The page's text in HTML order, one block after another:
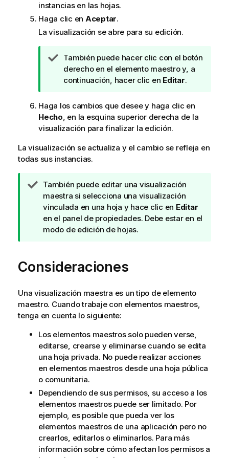
instancias en las hojas.
Haga clic en Aceptar.
La visualización se abre para su edición.
N
o
t
d
e
s
g
e
e
n
c
i
a
También puede hacer clic con el botón
derecho en el elemento maestro y, a
continuación, hacer clic en Editar.
Haga los cambios que desee y haga clic en
Hecho, en la esquina superior derecha de la
visualización para finalizar la edición.
La visualización se actualiza y el cambio se refleja en
todas sus instancias.
N
o
t
a
d
u
g
r
e
n
c
i
a
También puede editar una visualización
maestra si selecciona una visualización
vinculada en una hoja y hace clic en Editar
en el panel de propiedades. Debe estar en el
modo de edición de hojas.
Consideraciones
Una visualización maestra es un tipo de elemento
maestro. Cuando trabaje con elementos maestros,
tenga en cuenta lo siguiente:
Los elementos maestros solo pueden verse,
editarse, crearse y eliminarse cuando se edita
una hoja privada. No puede realizar acciones
en elementos maestros desde una hoja pública
o comunitaria.
Dependiendo de sus permisos, su acceso a los
elementos maestros puede ser limitado. Por
ejemplo, es posible que pueda ver los
elementos maestros de una aplicación pero no
crearlos, editarlos o eliminarlos. Para más
información sobre cómo afectan los permisos a